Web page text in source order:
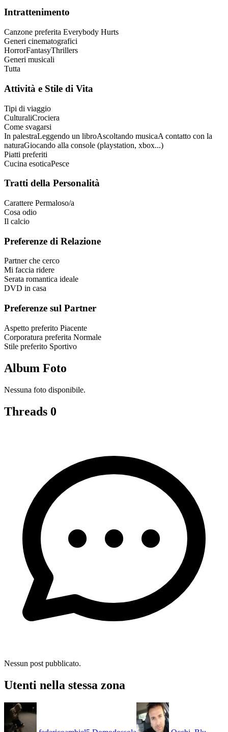
Intrattenimento
Canzone preferita Everybody Hurts
Generi cinematografici
HorrorFantasyThrillers
Generi musicali
Tutta
Attività e Stile di Vita
Tipi di viaggio
CulturaliCrociera
Come svagarsi
In palestraLeggendo un libroAscoltando musicaA contatto con la
naturaGiocando alla console (playstation, xbox...)
Piatti preferiti
Cucina esoticaPesce
Tratti della Personalità
Carattere Permaloso/a
Cosa odio
Il calcio
Preferenze di Relazione
Partner che cerco
Mi faccia ridere
Serata romantica ideale
DVD in casa
Preferenze sul Partner
Aspetto preferito Piacente
Corporatura preferita Normale
Stile preferito Sportivo
Album Foto
Nessuna foto disponibile.
Threads 0
Nessun post pubblicato.
Utenti nella stessa zona